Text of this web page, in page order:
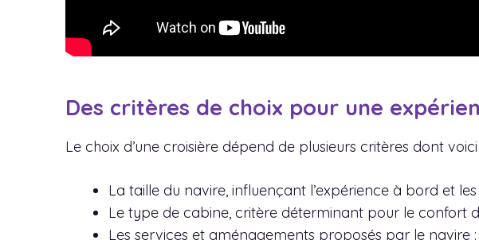
Des critères de choix pour une
Le choix d’une croisière dépend de plusieurs critères dont
La taille du navire, influençant l’expérience à bord et les
Le type de cabine, critère déterminant pour le confort
Les services et aménagements proposés par le navire